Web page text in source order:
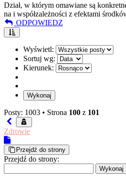
Dział, w którym omawiane są
na i współzależności z efektami
ODPOWIEDZ
Wyświetl:
Sortuj wg:
Kierunek:
Posty: 1003 • Strona 100 z 101
Zdrowie
Przejdź do strony
Przejdź do strony: